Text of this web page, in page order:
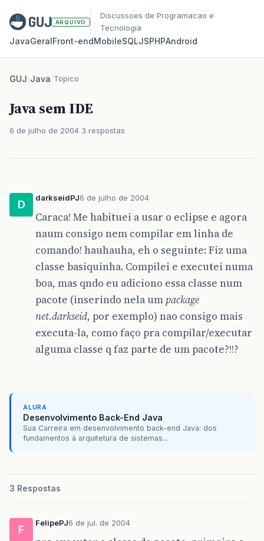
ARQUIVO
Discussoes de Programacao e
Tecnologia
JavaGeralFront‑endMobileSQLJSPHPAndroid
GUJ/Java/Topico
Java sem IDE
6 de julho de 2004 3 respostas
D
darkseidPJ6 de julho de 2004
Caraca! Me habituei a usar o eclipse e agora
naum consigo nem compilar em linha de
comando! hauhauha, eh o seguinte: Fiz uma
classe basiquinha. Compilei e executei numa
boa, mas qndo eu adiciono essa classe num
pacote (inserindo nela um package
net.darkseid, por exemplo) nao consigo mais
executa-la, como faço pra compilar/executar
alguma classe q faz parte de um pacote?!!?
ALURA
Desenvolvimento Back-End Java
Sua Carreira em desenvolvimento back-end Java: dos
fundamentos à arquitetura de sistemas...
3 Respostas
F
FelipePJ6 de jul. de 2004